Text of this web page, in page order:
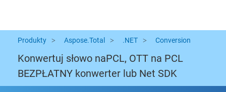
Produkty Aspose.Total .NET Conversion
Konwertuj słowo naPCL, OTT na PCL
BEZPŁATNY konwerter lub Net SDK